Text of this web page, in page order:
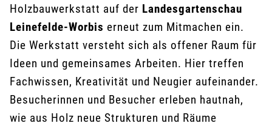
Holzbauwerkstatt auf der Landesgartenschau
Leinefelde-Worbis erneut zum Mitmachen ein.
Die Werkstatt versteht sich als offener Raum für
Ideen und gemeinsames Arbeiten. Hier treffen
Fachwissen, Kreativität und Neugier aufeinander.
Besucherinnen und Besucher erleben hautnah,
wie aus Holz neue Strukturen und Räume